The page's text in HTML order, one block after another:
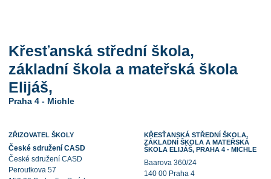
Křesťanská střední škola,
základní škola a mateřská škola
Elijáš,
Praha 4 - Michle
ZŘIZOVATEL ŠKOLY
České sdružení CASD
České sdružení CASD
Peroutkova 57
KŘESŤANSKÁ STŘEDNÍ ŠKOLA,
ZÁKLADNÍ ŠKOLA A MATEŘSKÁ
ŠKOLA ELIJÁŠ, PRAHA 4 - MICHLE
Baarova 360/24
140 00 Praha 4